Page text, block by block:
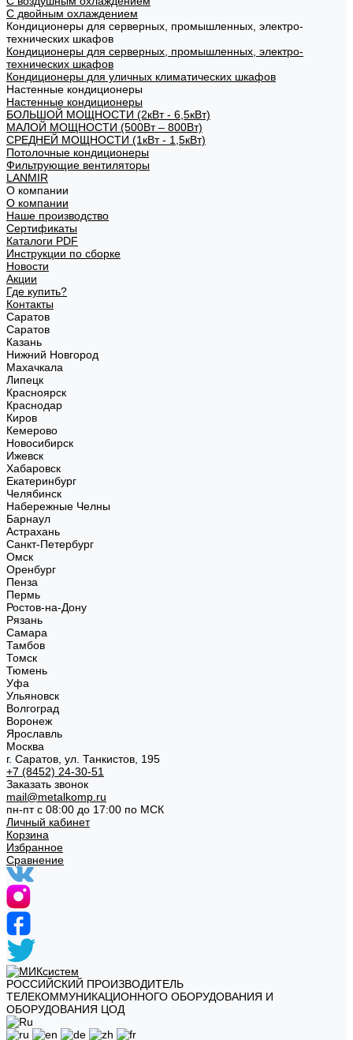
С двойным охлаждением
Кондиционеры для серверных, промышленных, электро-
технических шкафов
Кондиционеры для серверных, промышленных, электро-
технических шкафов
Кондиционеры для уличных климатических шкафов
Настенные кондиционеры
Настенные кондиционеры
БОЛЬШОЙ МОЩНОСТИ (2кВт - 6,5кВт)
МАЛОЙ МОЩНОСТИ (500Вт – 800Вт)
СРЕДНЕЙ МОЩНОСТИ (1кВт - 1,5кВт)
Потолочные кондиционеры
Фильтрующие вентиляторы
LANMIR
О компании
О компании
Наше производство
Сертификаты
Каталоги PDF
Инструкции по сборке
Новости
Акции
Где купить?
Контакты
Саратов
Саратов
Казань
Нижний Новгород
Махачкала
Липецк
Красноярск
Краснодар
Киров
Кемерово
Новосибирск
Ижевск
Хабаровск
Екатеринбург
Челябинск
Набережные Челны
Барнаул
Астрахань
Санкт-Петербург
Омск
Оренбург
Пенза
Пермь
Ростов-на-Дону
Рязань
Самара
Тамбов
Томск
Тюмень
Уфа
Ульяновск
Волгоград
Воронеж
Ярославль
Москва
г. Саратов, ул. Танкистов, 195
+7 (8452) 24-30-51
Заказать звонок
mail@metalkomp.ru
пн-пт с 08:00 до 17:00 по МСК
Личный кабинет
Корзина
Избранное
Сравнение
РОССИЙСКИЙ ПРОИЗВОДИТЕЛЬ
ТЕЛЕКОММУНИКАЦИОННОГО ОБОРУДОВАНИЯ И
ОБОРУДОВАНИЯ ЦОД